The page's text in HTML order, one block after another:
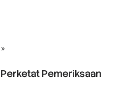
»
Sumbar
Pemeriksaan